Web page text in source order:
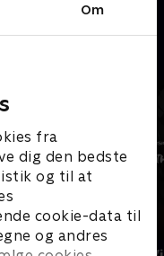
Om
fra
dig den bedste
og til at
cookie-data til
og andres